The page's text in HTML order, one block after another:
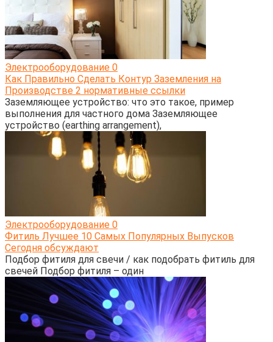
Электрооборудование 0
Как Правильно Сделать Контур Заземления на
Производстве 2 нормативные ссылки
Заземляющее устройство: что это такое, пример
выполнения для частного дома Заземляющее
устройство (earthing arrangement),
Электрооборудование 0
Фитиль Лучшее 10 Самых Популярных Выпусков
Сегодня обсуждают
Подбор фитиля для свечи / как подобрать фитиль для
свечей Подбор фитиля – один